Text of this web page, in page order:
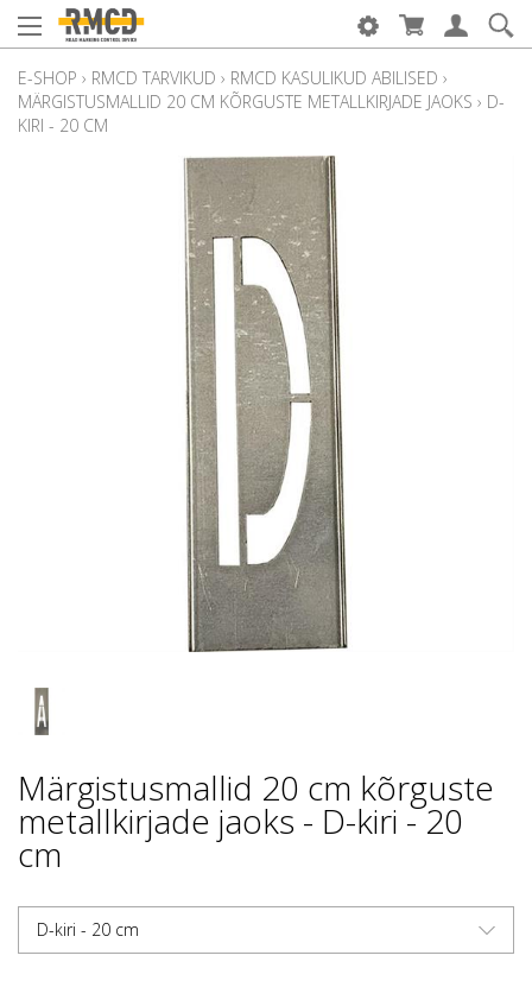
E-SHOP › RMCD TARVIKUD › RMCD KASULIKUD ABILISED ›
MÄRGISTUSMALLID 20 CM KÕRGUSTE METALLKIRJADE JAOKS › D-
KIRI - 20 CM
Märgistusmallid 20 cm kõrguste
metallkirjade jaoks - D-kiri - 20
cm
D-kiri - 20 cm